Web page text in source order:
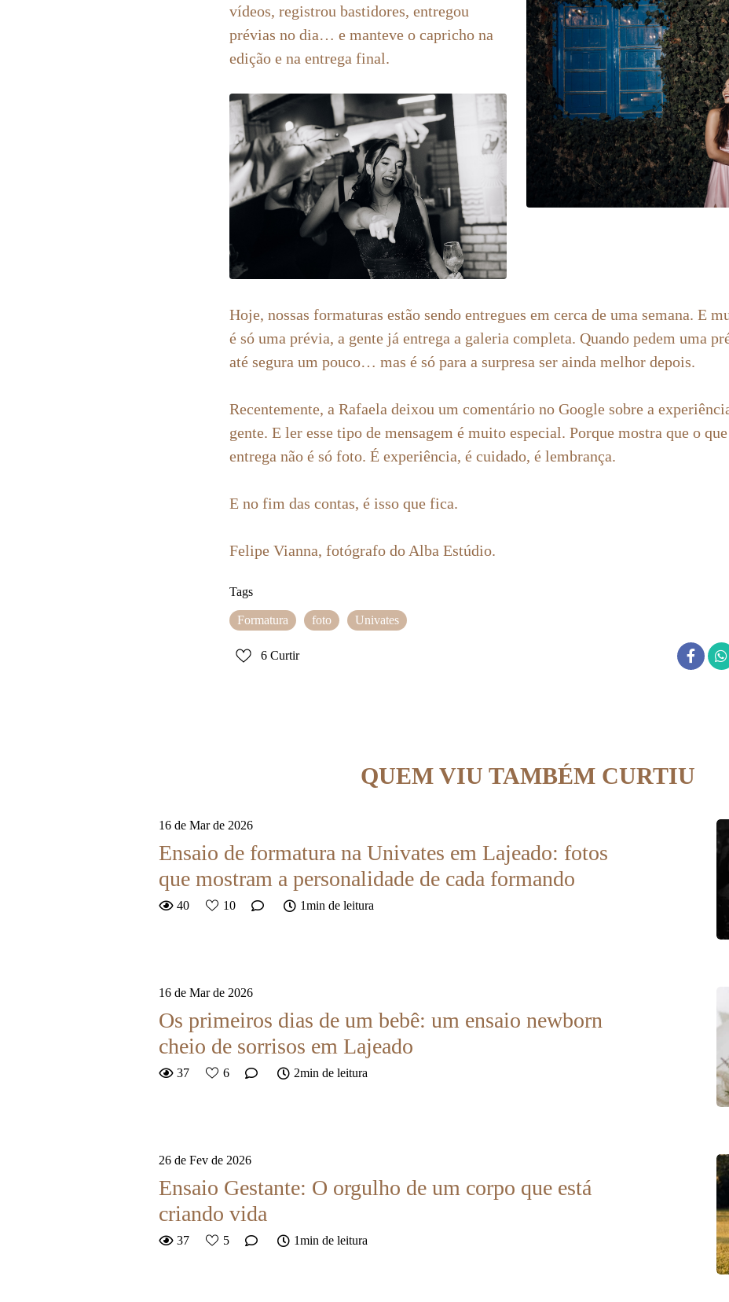
vídeos, registrou bastidores, entregou
prévias no dia… e manteve o capricho na
edição e na entrega final.
Hoje, nossas formaturas estão sendo entregues em cerca de uma semana. E
é só uma prévia, a gente já entrega a galeria completa. Quando pedem uma
até segura um pouco… mas é só para a surpresa ser ainda melhor depois.
Recentemente, a Rafaela deixou um comentário no Google sobre a
gente. E ler esse tipo de mensagem é muito especial. Porque mostra que o
entrega não é só foto. É experiência, é cuidado, é lembrança.
E no fim das contas, é isso que fica.
Felipe Vianna, fotógrafo do Alba Estúdio.
Tags
Formatura foto Univates
6 Curtir
QUEM VIU TAMBÉM CURTIU
16 de Mar de 2026
Ensaio de formatura na Univates em Lajeado: fotos
que mostram a personalidade de cada formando
40 10 1min de leitura
16 de Mar de 2026
Os primeiros dias de um bebê: um ensaio newborn
cheio de sorrisos em Lajeado
37 6 2min de leitura
26 de Fev de 2026
Ensaio Gestante: O orgulho de um corpo que está
criando vida
37 5 1min de leitura